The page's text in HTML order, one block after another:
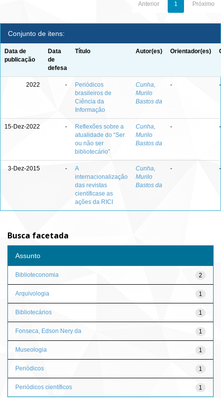
Anterior 1 Próximo
Conjunto de itens:
Data de
publicação
Data
de
defesa
Título Autor(es) Orientador(es)
2022 -
Periódicos
brasileiros de
Ciência da
Informação
Cunha,
Murilo
Bastos da
- -
15-Dez-2022 -
Reflexões sobre a
atualidade do “Ser
ou não ser
bibliotecário”
Cunha,
Murilo
Bastos da
- -
3-Dez-2015 -
A
internacionalização
das revistas
científicase as
ações da RICI
Cunha,
Murilo
Bastos da
- -
Busca facetada
Assunto
2
Biblioteconomia
1
Arquivologia
1
Bibliotecários
1
Fonseca, Edson Nery da
1
Museologia
1
Periódicos
1
Periódicos científicos